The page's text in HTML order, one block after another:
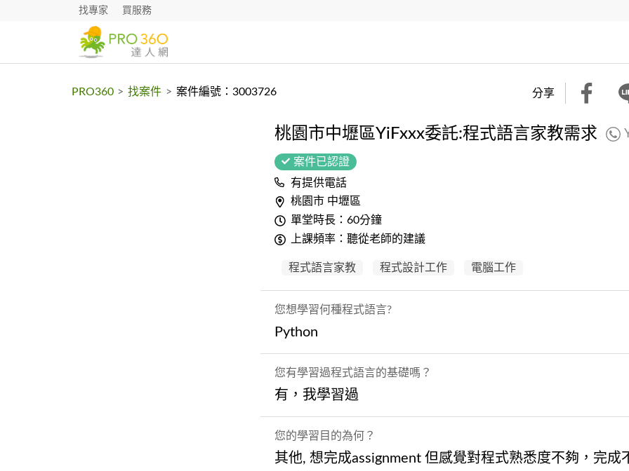
找專家 買服務
PRO360 > 找案件 > 案件編號：3003726 分享
桃園市中壢區YiFxxx委託:程式語言家教需求
案件已認證
有提供電話
桃園市 中壢區
單堂時長：60分鐘
上課頻率：聽從老師的建議
程式語言家教 程式設計工作 電腦工作
您想學習何種程式語言?
Python
您有學習過程式語言的基礎嗎？
有，我學習過
您的學習目的為何？
其他, 想完成assignment 但感覺對程式熟悉度不夠，完成